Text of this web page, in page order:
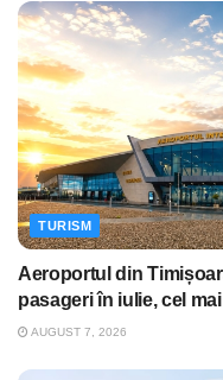
TURISM
Aeroportul din
pasageri în iulie, cel
AUGUST 7, 2026